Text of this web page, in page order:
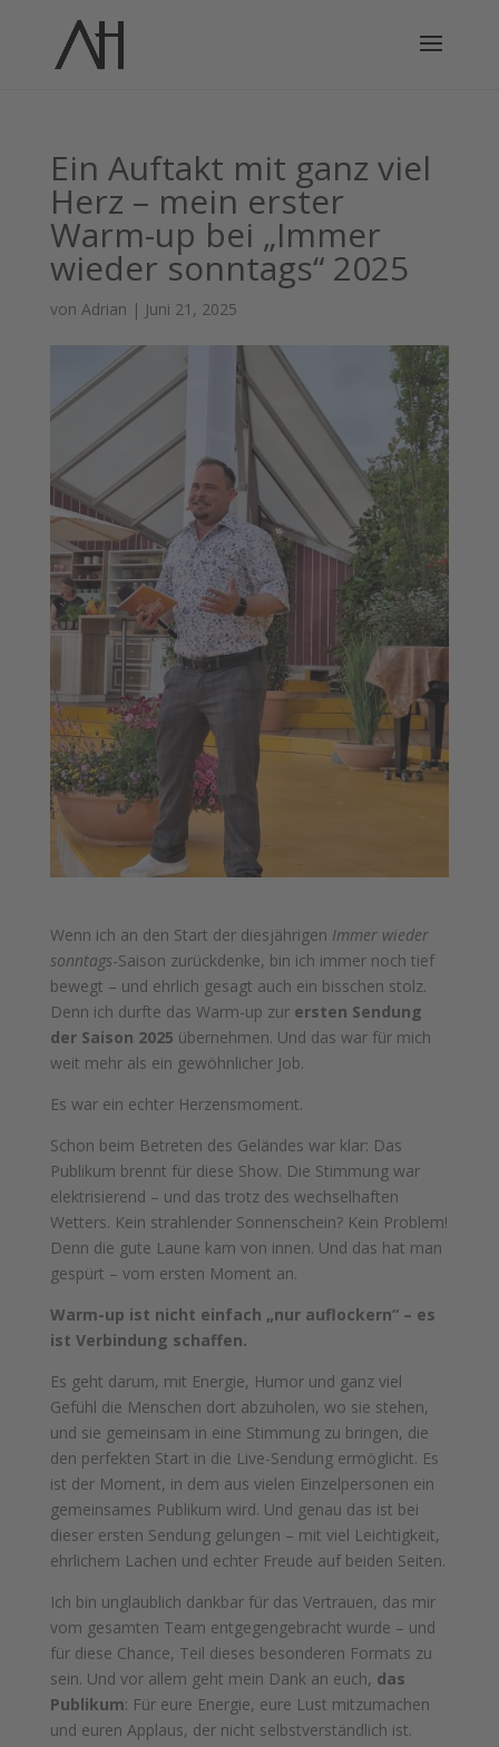
Ein Auftakt mit ganz viel
Herz – mein erster
Warm-up bei „Immer
wieder sonntags“ 2025
von Adrian | Juni 21, 2025
Wenn ich an den Start der diesjährigen Immer wieder
sonntags-Saison zurückdenke, bin ich immer noch tief
bewegt – und ehrlich gesagt auch ein bisschen stolz.
Denn ich durfte das Warm-up zur ersten Sendung
der Saison 2025 übernehmen. Und das war für mich
weit mehr als ein gewöhnlicher Job.
Es war ein echter Herzensmoment.
Schon beim Betreten des Geländes war klar: Das
Publikum brennt für diese Show. Die Stimmung war
elektrisierend – und das trotz des wechselhaften
Wetters. Kein strahlender Sonnenschein? Kein Problem!
Denn die gute Laune kam von innen. Und das hat man
gespürt – vom ersten Moment an.
Warm-up ist nicht einfach „nur auflockern“ – es
ist Verbindung schaffen.
Es geht darum, mit Energie, Humor und ganz viel
Gefühl die Menschen dort abzuholen, wo sie stehen,
und sie gemeinsam in eine Stimmung zu bringen, die
den perfekten Start in die Live-Sendung ermöglicht. Es
ist der Moment, in dem aus vielen Einzelpersonen ein
gemeinsames Publikum wird. Und genau das ist bei
dieser ersten Sendung gelungen – mit viel Leichtigkeit,
ehrlichem Lachen und echter Freude auf beiden Seiten.
Ich bin unglaublich dankbar für das Vertrauen, das mir
vom gesamten Team entgegengebracht wurde – und
für diese Chance, Teil dieses besonderen Formats zu
sein. Und vor allem geht mein Dank an euch, das
Publikum: Für eure Energie, eure Lust mitzumachen
und euren Applaus, der nicht selbstverständlich ist.